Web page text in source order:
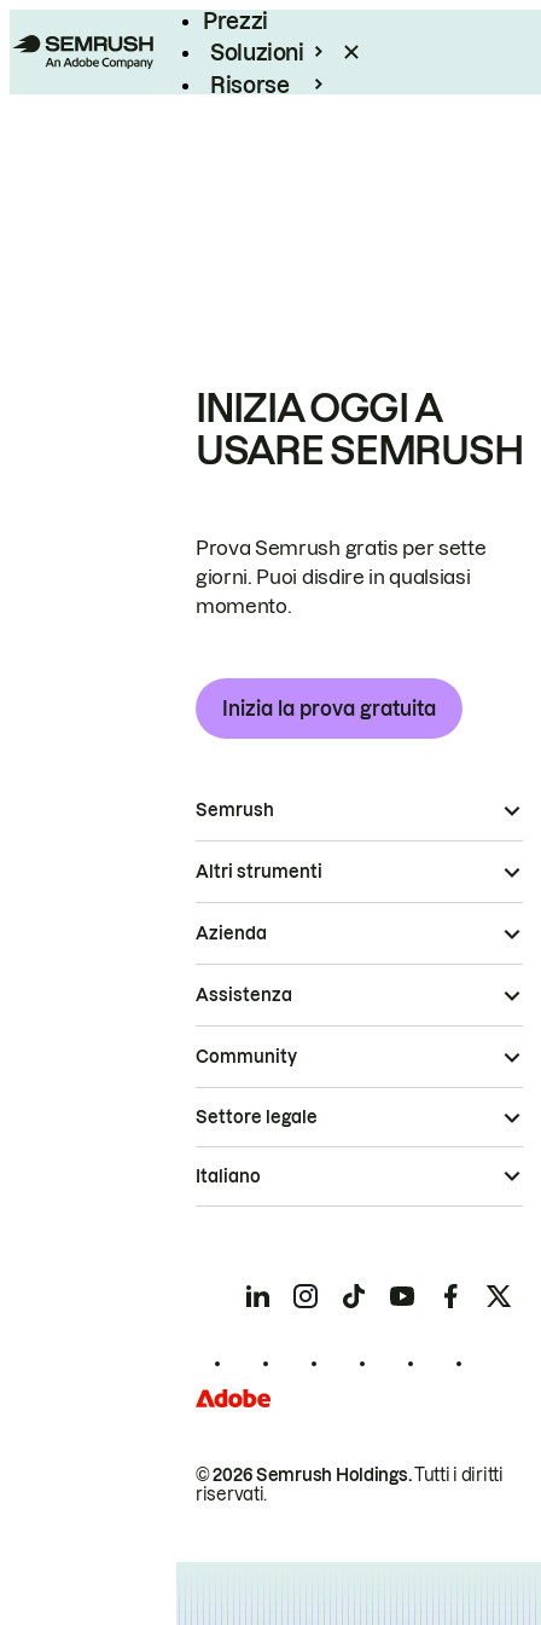
Prezzi
Soluzioni
Risorse
INIZIA OGGI A
USARE SEMRUSH
Prova Semrush gratis per sette
giorni. Puoi disdire in qualsiasi
momento.
Inizia la prova gratuita
Semrush
Altri strumenti
Azienda
Assistenza
Community
© 2026 Semrush Holdings.Tutti i diritti
riservati.
Settore legale
Italiano